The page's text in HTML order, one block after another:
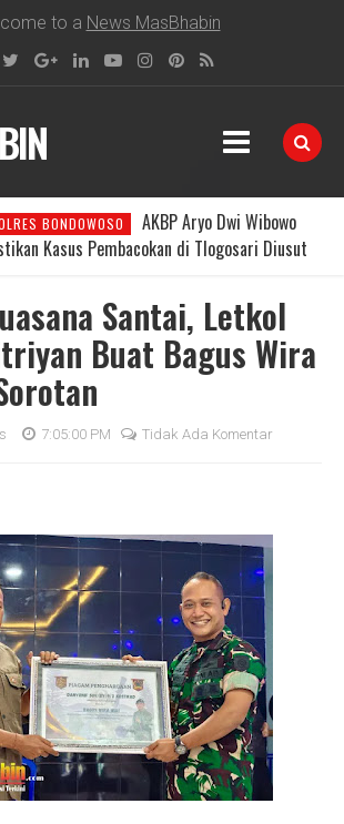
to a News MasBhabin
BONDOWOSO
AKBP Aryo Dwi Wibowo
Kasus Pembacokan di Tlogosari Diusut
Santai, Letkol
Buat Bagus Wira
7:05:00 PM Tidak Ada Komentar